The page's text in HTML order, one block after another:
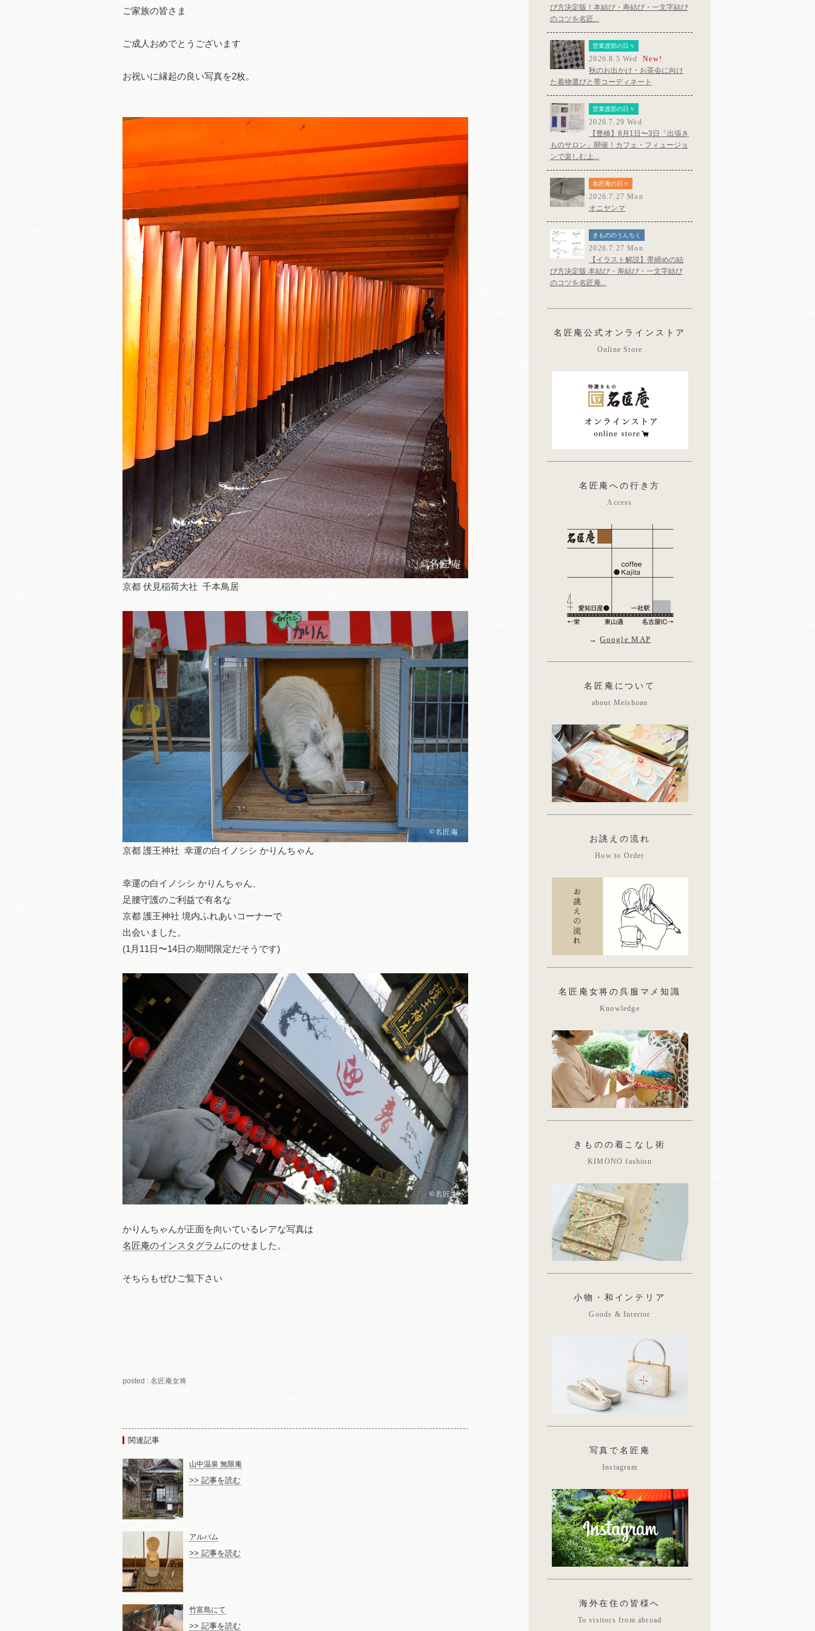
ご家族の皆さま
ご成人おめでとうございます
お祝いに縁起の良い写真を2枚。
京都 伏見稲荷大社 千本鳥居
京都 護王神社 幸運の白イノシシ かりんちゃん
幸運の白イノシシ かりんちゃん、
足腰守護のご利益で有名な
京都 護王神社 境内ふれあいコーナーで
出会いました。
(1月11日〜14日の期間限定だそうです)
かりんちゃんが正面を向いているレアな写真は
名匠庵のインスタグラムにのせました。
そちらもぜひご覧下さい
posted : 名匠庵女将
関連記事
山中温泉 無限庵
>> 記事を読む
アルバム
>> 記事を読む
竹富島にて
>> 記事を読む
び方決定版！本結び・寿結び・一文字結び
のコツを名匠...
営業渡部の日々
2026.8.5 WedNew!
秋のお出かけ・お茶会に向け
た着物選びと帯コーディネート
営業渡部の日々
2026.7.29 Wed
【豊橋】8月1日〜3日「出張き
ものサロン」開催！カフェ・フィュージョ
ンで楽しむ上...
名匠庵の日々
2026.7.27 Mon
オニヤンマ
きもののうんちく
2026.7.27 Mon
【イラスト解説】帯締めの結
び方決定版 本結び・寿結び・一文字結び
のコツを名匠庵...
名匠庵公式オンラインストア
Online Store
名匠庵への行き方
Access
→Google MAP
名匠庵について
about Meishoan
お誂えの流れ
How to Order
名匠庵女将の呉服マメ知識
Knowledge
きものの着こなし術
KIMONO fashion
小物・和インテリア
Goods & Interior
写真で名匠庵
Instagram
海外在住の皆様へ
To visitors from abroad